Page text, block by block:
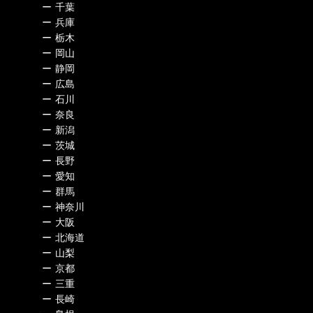
ー 千葉
ー 兵庫
ー 栃木
ー 岡山
ー 静岡
ー 広島
ー 石川
ー 奈良
ー 新潟
ー 茨城
ー 長野
ー 愛知
ー 群馬
ー 神奈川
ー 大阪
ー 北海道
ー 山梨
ー 京都
ー 三重
ー 長崎